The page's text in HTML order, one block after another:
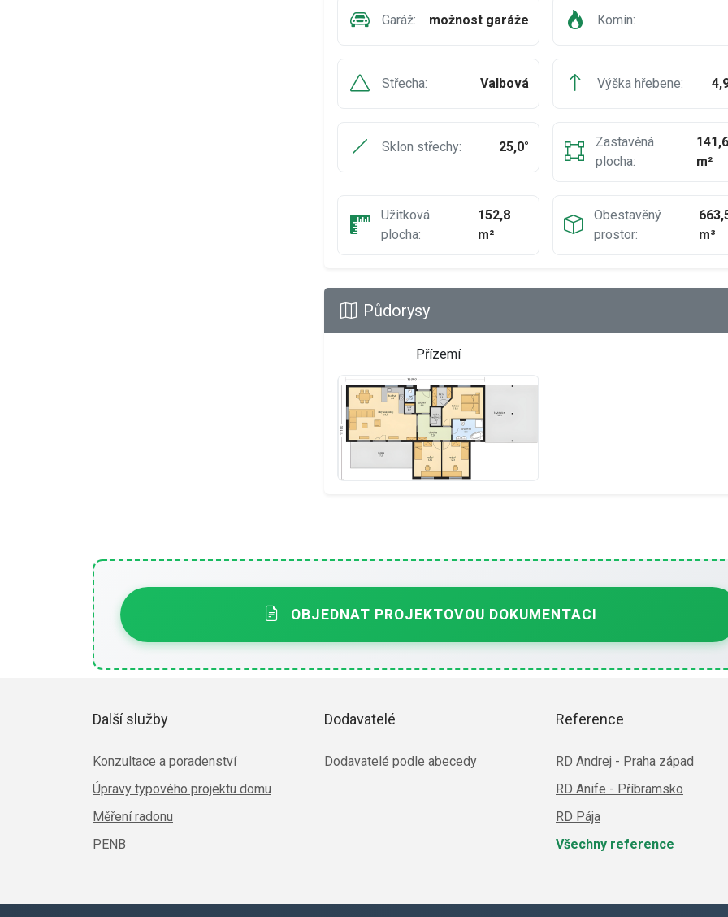
Garáž: možnost garáže Komín:
Střecha: Valbová Výška hřebene:
Sklon střechy: 25,0°
Zastavěná
plocha:
141,6
m²
Užitková
plocha:
152,8
m²
Obestavěný
prostor:
m³
Půdorysy
Přízemí
OBJEDNAT PROJEKTOVOU DOKUMENTACI
Další služby
Konzultace a poradenství
Úpravy typového projektu domu
Měření radonu
PENB
Dodavatelé
Dodavatelé podle abecedy
Reference
RD Andrej - Praha západ
RD Anife - Příbramsko
RD Pája
Všechny reference